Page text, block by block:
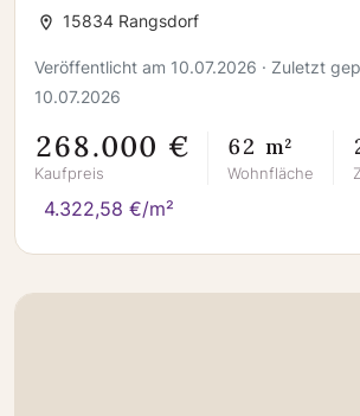
15834 Rangsdorf
Veröffentlicht am 10.07.2026 · Zuletzt
10.07.2026
268.000 €
Kaufpreis
62 m²
Wohnfläche
4.322,58 €/m²